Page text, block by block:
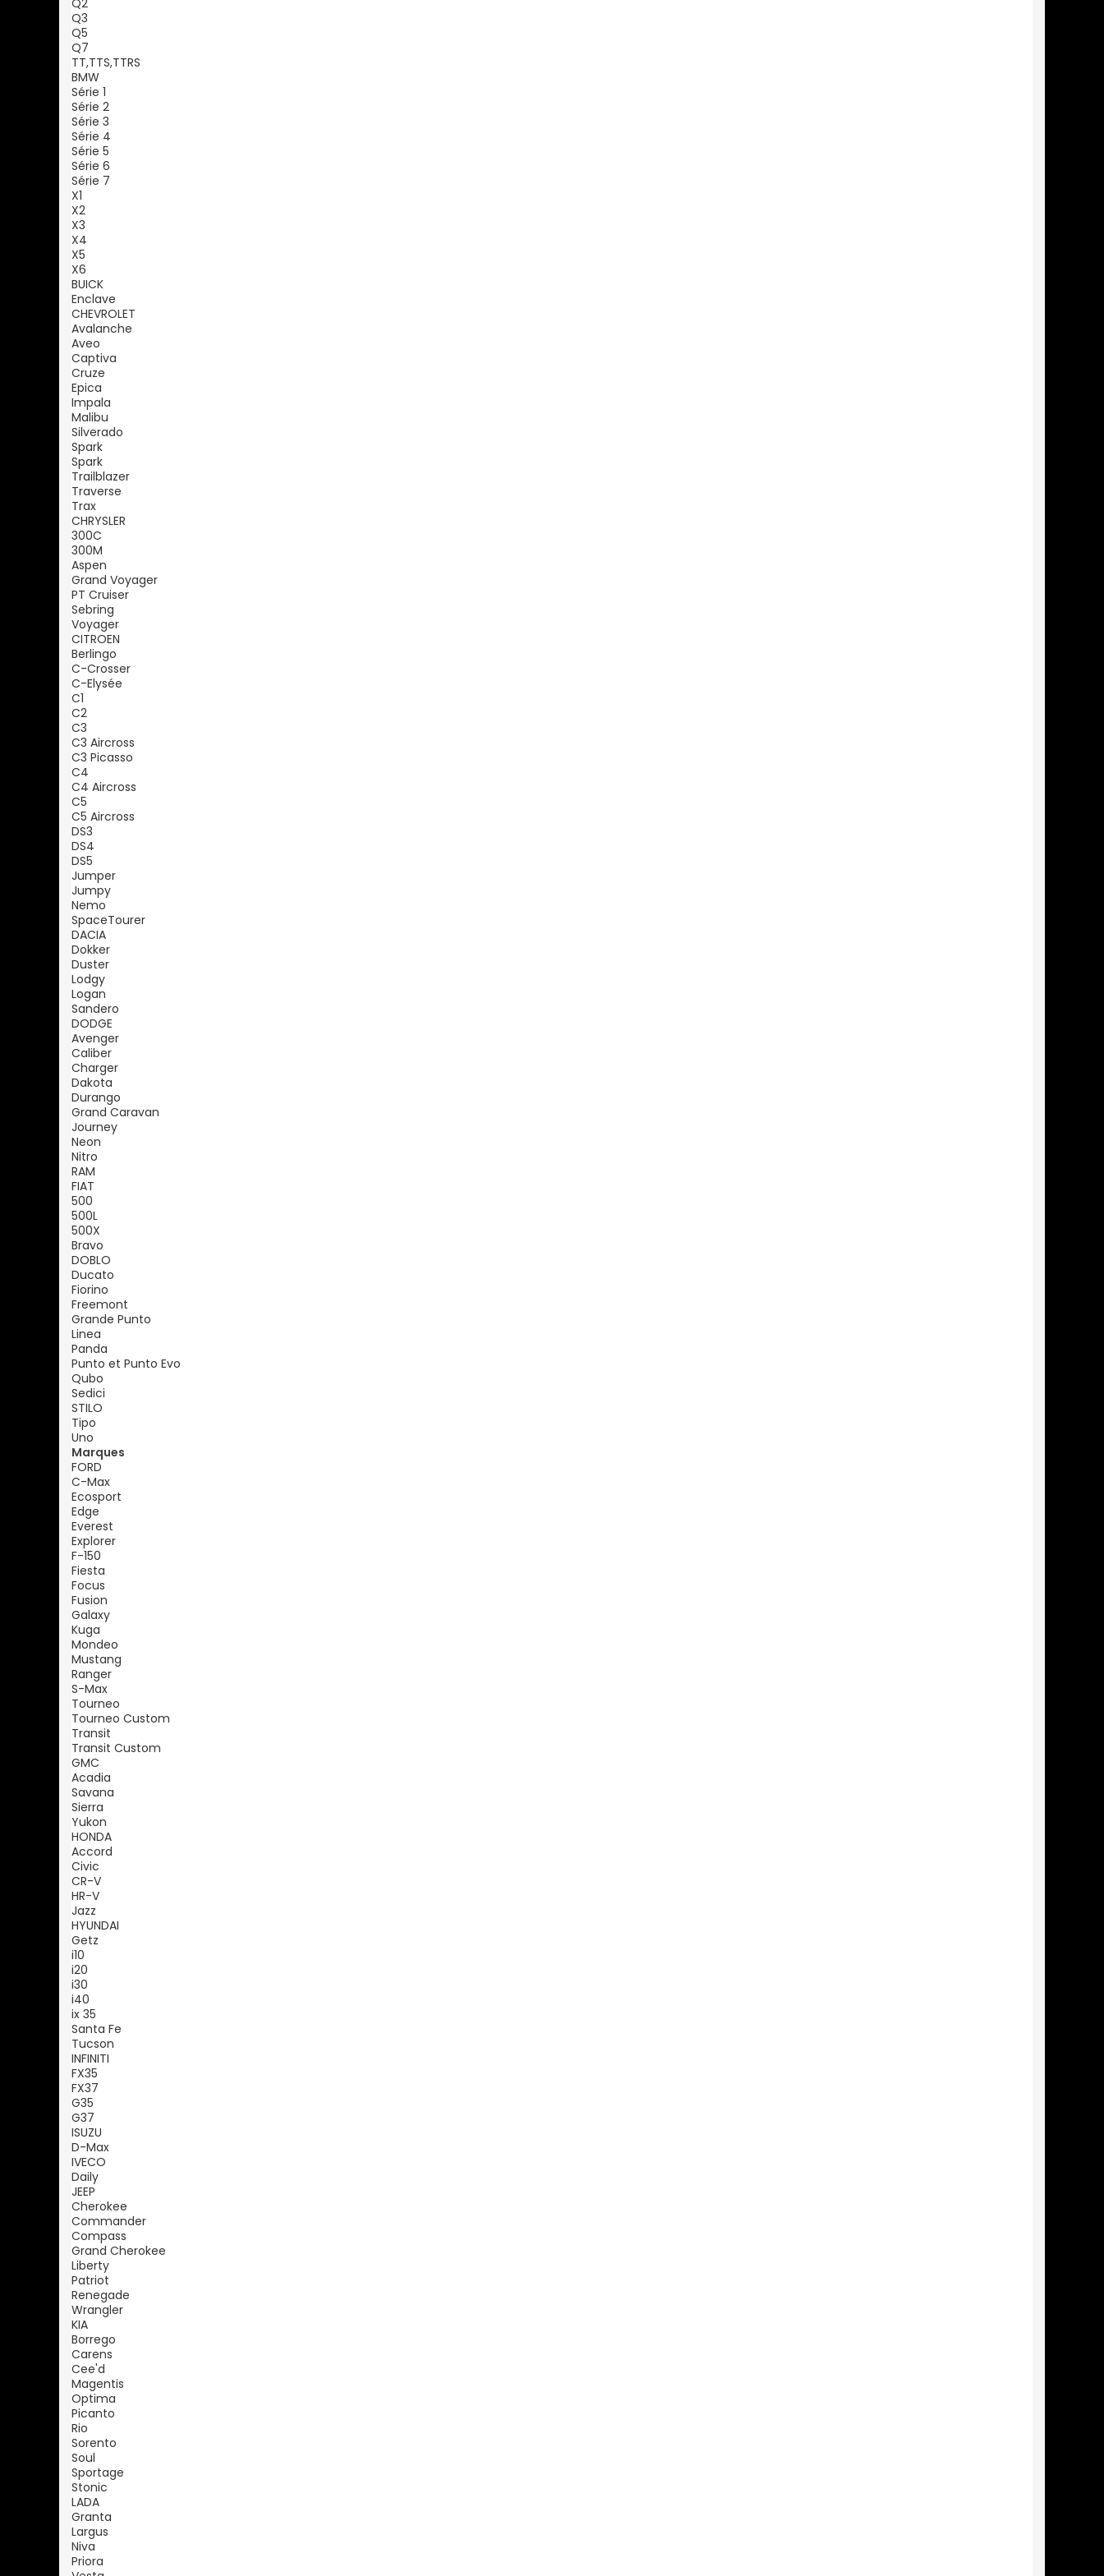
Q2
Q3
Q5
Q7
TT,TTS,TTRS
BMW
Série 1
Série 2
Série 3
Série 4
Série 5
Série 6
Série 7
X1
X2
X3
X4
X5
X6
BUICK
Enclave
CHEVROLET
Avalanche
Aveo
Captiva
Cruze
Epica
Impala
Malibu
Silverado
Spark
Spark
Trailblazer
Traverse
Trax
CHRYSLER
300C
300M
Aspen
Grand Voyager
PT Cruiser
Sebring
Voyager
CITROEN
Berlingo
C-Crosser
C-Elysée
C1
C2
C3
C3 Aircross
C3 Picasso
C4
C4 Aircross
C5
C5 Aircross
DS3
DS4
DS5
Jumper
Jumpy
Nemo
SpaceTourer
DACIA
Dokker
Duster
Lodgy
Logan
Sandero
DODGE
Avenger
Caliber
Charger
Dakota
Durango
Grand Caravan
Journey
Neon
Nitro
RAM
FIAT
500
500L
500X
Bravo
DOBLO
Ducato
Fiorino
Freemont
Grande Punto
Linea
Panda
Punto et Punto Evo
Qubo
Sedici
STILO
Tipo
Uno
Marques
FORD
C-Max
Ecosport
Edge
Everest
Explorer
F-150
Fiesta
Focus
Fusion
Galaxy
Kuga
Mondeo
Mustang
Ranger
S-Max
Tourneo
Tourneo Custom
Transit
Transit Custom
GMC
Acadia
Savana
Sierra
Yukon
HONDA
Accord
Civic
CR-V
HR-V
Jazz
HYUNDAI
Getz
i10
i20
i30
i40
ix 35
Santa Fe
Tucson
INFINITI
FX35
FX37
G35
G37
ISUZU
D-Max
IVECO
Daily
JEEP
Cherokee
Commander
Compass
Grand Cherokee
Liberty
Patriot
Renegade
Wrangler
KIA
Borrego
Carens
Cee'd
Magentis
Optima
Picanto
Rio
Sorento
Soul
Sportage
Stonic
LADA
Granta
Largus
Niva
Priora